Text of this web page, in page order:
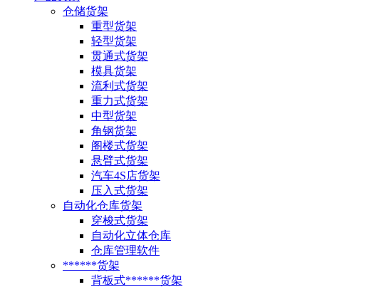
仓储货架
重型货架
轻型货架
贯通式货架
模具货架
流利式货架
重力式货架
中型货架
角钢货架
阁楼式货架
悬臂式货架
汽车4S店货架
压入式货架
自动化仓库货架
穿梭式货架
自动化立体仓库
仓库管理软件
******货架
背板式******货架